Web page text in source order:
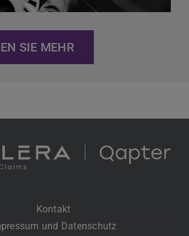
SIE MEHR
Kontakt
und Datenschutz